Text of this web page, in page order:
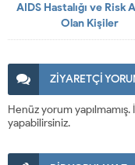
AIDS Hastalığı ve Risk
Olan Kişiler
ZİYARETÇİ
Henüz yorum yapılmamış.
yapabilirsiniz.